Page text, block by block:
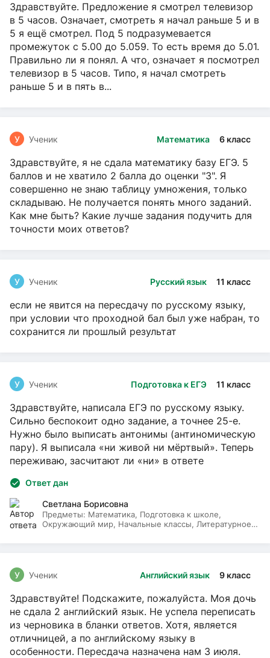
Здравствуйте. Предложение я смотрел телевизор
в 5 часов. Означает, смотреть я начал раньше 5 и в
5 я ещё смотрел. Под 5 подразумевается
промежуток с 5.00 до 5.059. То есть время до 5.01.
Правильно ли я понял. А что, означает я посмотрел
телевизор в 5 часов. Типо, я начал смотреть
раньше 5 и в пять в...
Математика 6 класс
У Ученик
Здравствуйте, я не сдала математику базу ЕГЭ. 5
баллов и не хватило 2 балла до оценки "3". Я
совершенно не знаю таблицу умножения, только
складываю. Не получается понять много заданий.
Как мне быть? Какие лучше задания подучить для
точности моих ответов?
Русский язык 11 класс
У Ученик
если не явится на пересдачу по русскому языку,
при условии что проходной бал был уже набран, то
сохранится ли прошлый результат
Подготовка к ЕГЭ 11 класс
У Ученик
Здравствуйте, написала ЕГЭ по русскому языку.
Сильно беспокоит одно задание, а точнее 25-е.
Нужно было выписать антонимы (антиномическую
пару). Я выписала «ни живой ни мёртвый». Теперь
переживаю, засчитают ли «ни» в ответе
Ответ дан
Светлана Борисовна
Предметы: Математика, Подготовка к школе,
Окружающий мир, Начальные классы, Литературное
Английский язык 9 класс
У Ученик
Здравствуйте! Подскажите, пожалуйста. Моя дочь
не сдала 2 английский язык. Не успела переписать
из черновика в бланки ответов. Хотя, является
отличницей, а по английскому языку в
особенности. Пересдача назначена нам 3 июля.